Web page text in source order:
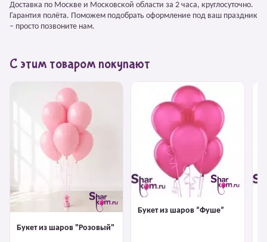
Доставка по Москве и Московской области за 2 часа, круглосуточно.
Гарантия полёта. Поможем подобрать оформление под ваш праздник
– просто позвоните нам.
С этим товаром покупают
Букет из шаров "Розовый"
Букет из шаров “Фуше”